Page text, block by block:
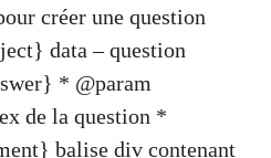
créer une question
data – question
* @param
de la question *
balise div contenant